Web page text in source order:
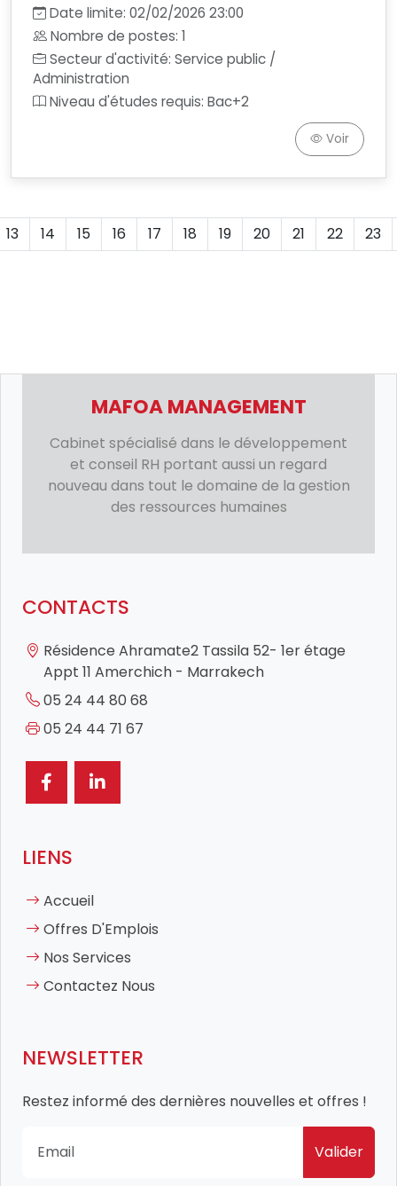
Date limite: 02/02/2026 23:00
Nombre de postes: 1
Secteur d'activité: Service public /
Administration
Niveau d'études requis: Bac+2
Voir
13 14 15 16 17 18 19 20 21 22 23
MAFOA MANAGEMENT
Cabinet spécialisé dans le développement
et conseil RH portant aussi un regard
nouveau dans tout le domaine de la gestion
des ressources humaines
CONTACTS
Résidence Ahramate2 Tassila 52- 1er étage
Appt 11 Amerchich - Marrakech
05 24 44 80 68
05 24 44 71 67
LIENS
Accueil
Offres D'Emplois
Nos Services
Contactez Nous
NEWSLETTER
Restez informé des dernières nouvelles et offres !
Valider